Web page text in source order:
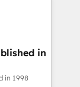
by
we
the
in
in 1998